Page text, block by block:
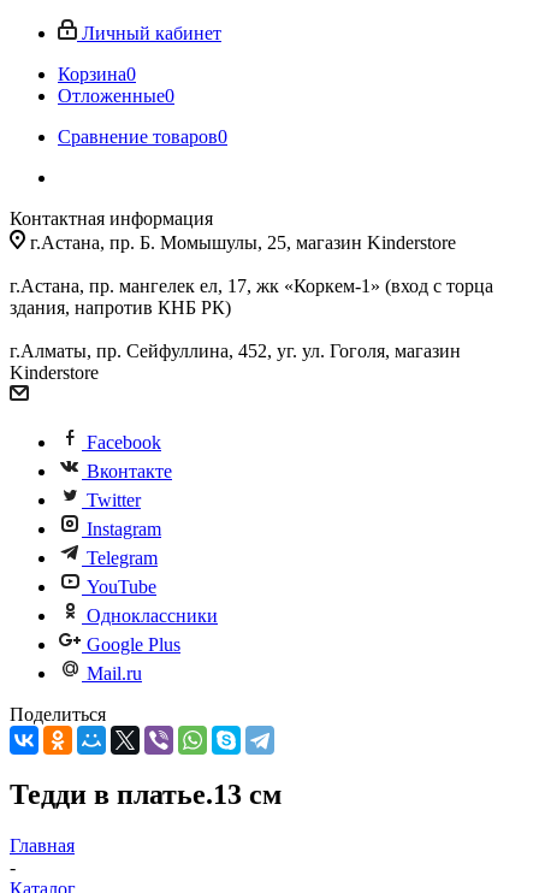
Личный кабинет
Корзина0
Отложенные0
Сравнение товаров0
Контактная информация
г.Астана, пр. Б. Момышулы, 25, магазин Kinderstore
г.Астана, пр. мангелек ел, 17, жк «Коркем-1» (вход с торца
здания, напротив КНБ РК)
г.Алматы, пр. Сейфуллина, 452, уг. ул. Гоголя, магазин
Kinderstore
Facebook
Вконтакте
Twitter
Instagram
Telegram
YouTube
Одноклассники
Google Plus
Mail.ru
Поделиться
Тедди в платье.13 см
Главная
-
Каталог